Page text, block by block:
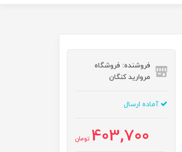
فروشنده: فروشگاه
مروارید کنگان
آماده ارسال
403,700 تومان